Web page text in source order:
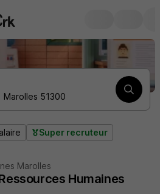
Marolles 51300
Super recruteur
Marolles
Humaines